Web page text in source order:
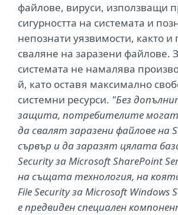
файлове, вируси, използващи
сигурността на системата и
непознати уязвимости, както
сваляне на заразени файлове.
системата не намалява
й, като оставя максимално
системни ресурси. "Без
защита, потребителите
да свалят заразени файлове на
сървър и да заразят цялата
Security за Microsoft SharePoint
на същата технология, на
File Security за Microsoft Windows
е предвиден специален